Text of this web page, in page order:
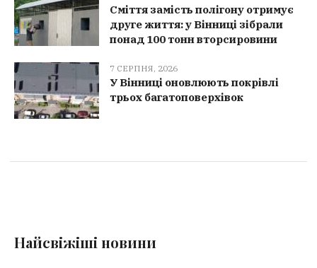
Сміття замість полігону отримує
друге життя: у Вінниці зібрали
понад 100 тонн вторсировини
7 СЕРПНЯ, 2026
У Вінниці оновлюють покрівлі
трьох багатоповерхівок
Найсвіжіші новини